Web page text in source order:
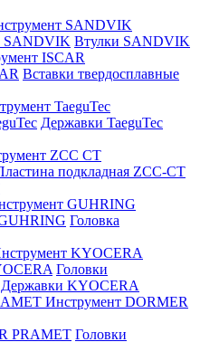
SANDVIK
SANDVIK Втулки SANDVIK
ISCAR
Вставки твердосплавные
TaeguTec
Державки TaeguTec
ZCС CT
подкладная ZCC-CT
GUHRING
Головка
KYOCERA
Головки
Державки KYOCERA
Инструмент DORMER
PRAMET Головки